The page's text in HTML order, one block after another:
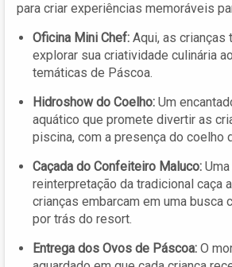
para criar experiências memoráveis
Oficina Mini Chef: Aqui, as crianças
explorar sua criatividade culinária
temáticas de Páscoa.
Hidroshow do Coelho: Um
aquático que promete divertir as
piscina, com a presença do coelho
Caçada do Confeiteiro Maluco:
reinterpretação da tradicional caça
crianças embarcam em uma busca
por trás do resort.
Entrega dos Ovos de Páscoa: O